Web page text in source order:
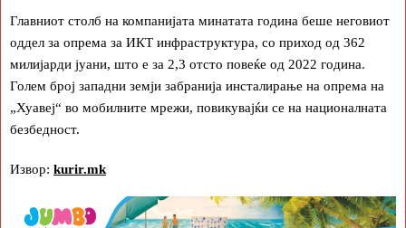
Главниот столб на компанијата минатата година беше неговиот
оддел за опрема за ИКТ инфраструктура, со приход од 362
милијарди јуани, што е за 2,3 отсто повеќе од 2022 година.
Голем број западни земји забранија инсталирање на опрема на
„Хуавеј“ во мобилните мрежи, повикувајќи се на националната
безбедност.
Извор: kurir.mk